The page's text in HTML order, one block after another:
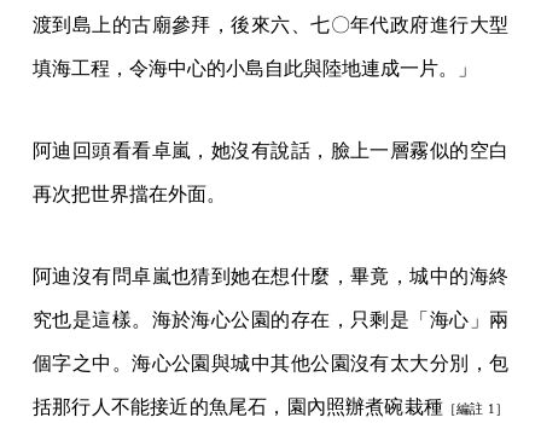
渡到島上的古廟參拜，後來六、七〇年代政府進行大型
填海工程，令海中心的小島自此與陸地連成一片。」
阿迪回頭看看卓嵐，她沒有說話，臉上一層霧似的空白
再次把世界擋在外面。
阿迪沒有問卓嵐也猜到她在想什麼，畢竟，城中的海終
究也是這樣。海於海心公園的存在，只剩是「海心」兩
個字之中。海心公園與城中其他公園沒有太大分別，包
括那行人不能接近的魚尾石，園內照辦煮碗栽種 ［編註 1］